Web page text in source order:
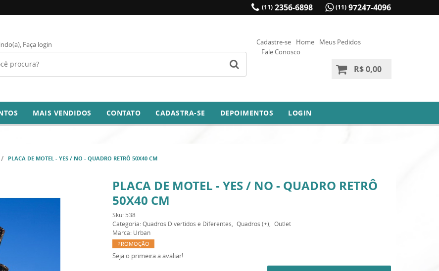
(11) 2356-6898 (11) 97247-4096
Faça login Cadastre-se Home
Meus Pedidos
Fale Conosco
R$ 0,00
MAIS VENDIDOS CONTATO CADASTRA-SE DEPOIMENTOS LOGIN
PLACA DE MOTEL - YES / NO - QUADRO RETRÔ 50X40 CM
PLACA DE MOTEL - YES / NO - QUADRO RETRÔ
50X40 CM
Sku: 538
Categoria: Quadros Divertidos e Diferentes Quadros (+)
Outlet
Marca: Urban
PROMOÇÃO
Seja o primeira a avaliar!